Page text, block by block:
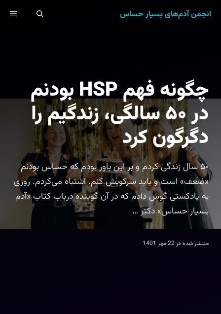
پرش
انجمن آدم‌های بسیار حساس
چگونه فهم ‏HSP‏ بودنم
در ۵۰ سالگی، زندگیم را
دگرگون کرد
۵۰ سال زندگی کردم و بر این باور بودم که حساس بودنم
«ضعف» است و باید سرکوبش کنم. اشتباه می‌کردم. روزی
به پادکستی گوش دادم که در آن گوینده درباب کتاب «آدم
بسیار حساس» دکتر …
منتشر شده در 22 مهر 1401